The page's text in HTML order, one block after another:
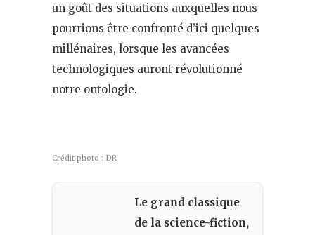
un goût des situations auxquelles nous
pourrions être confronté d’ici quelques
millénaires, lorsque les avancées
technologiques auront révolutionné
notre ontologie.
Crédit photo : DR
Le grand classique
de la science-fiction,